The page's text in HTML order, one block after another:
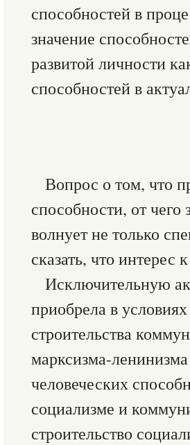
способностей в
значение
развитой личности
способностей в
Вопрос о том, что
способности, от
волнует не только
сказать, что
Исключительную
приобрела в
строительства
марксизма-
человеческих
социализме и
строительство